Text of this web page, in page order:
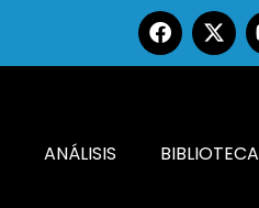
ANÁLISIS BIBLIOTECA